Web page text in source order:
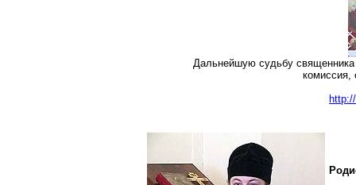
Дальнейшую судьбу
комиссия,